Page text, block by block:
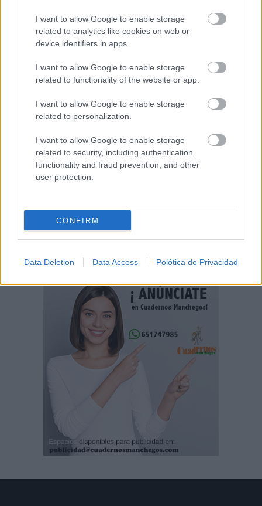
I want to allow Google to enable storage
related to analytics like cookies on web or
device identifiers in apps.
I want to allow Google to enable storage
related to functionality of the website or app.
I want to allow Google to enable storage
related to personalization.
I want to allow Google to enable storage
related to security, including authentication
functionality and fraud prevention, and other
user protection.
CONFIRM
Data Deletion Data Access Polótica de Privacidad
Sabrido presenta la Unidad de
Movilidad y Seguridad Vial para
la II Vuelta Ciclista a Castilla-La
Mancha LEADER
a tres nuevos proyectos para
producir H2 renovable en
Castilla-La Mancha y Galicia
06/08/2026
Fallece el expresidente de
Eurocaja Rural, Andrés Gómez